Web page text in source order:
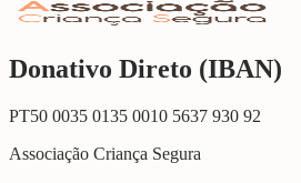
Donativo Direto (IBAN)
PT50 0035 0135 0010 5637 930 92
Associação Criança Segura